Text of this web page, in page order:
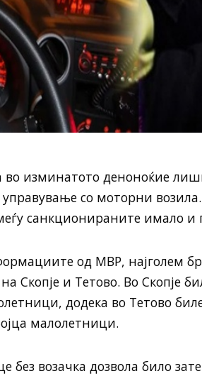
во изминатото деноноќие
со моторни
санкционираните имало и
од МВР, најголем
Скопје и Тетово. Во Скопје
додека во Тетово
малолетници.
без возачка дозвола било